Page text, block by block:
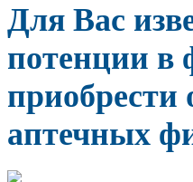
Для Вас
потенции в
аптечных